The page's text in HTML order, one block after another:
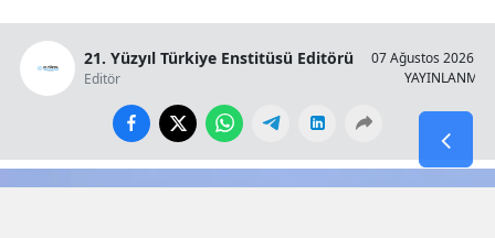
21. Yüzyıl Türkiye Enstitüsü Editörü
Editör
07 Ağustos 2026 -
YAYINLANMA